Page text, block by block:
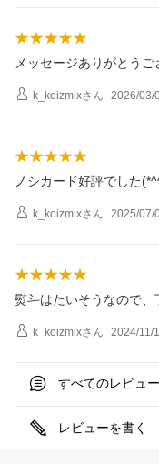
メッセージありがとう
k_koizmixさん 2026/03/
ノシカード好評でした
k_koizmixさん 2025/07/
熨斗はたいそうなので、
k_koizmixさん 2024/11/
すべてのレビュ
レビューを書く